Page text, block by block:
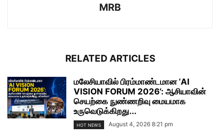
MRB
RELATED ARTICLES
மலேசியாவில் பிரம்மாண்டமான ‘AI
VISION FORUM 2026’: ஆசியாவின்
செயற்கை நுண்ணறிவு மையமாக
உருவெடுக்கிறது...
HOT NEWS August 4, 2026 8:21 pm